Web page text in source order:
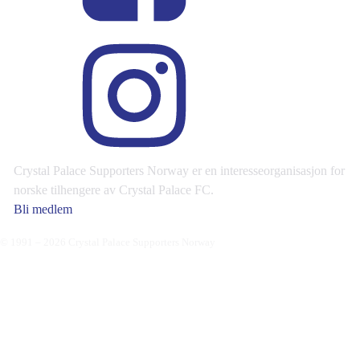
Crystal Palace Supporters Norway er en interesseorganisasjon for
norske tilhengere av Crystal Palace FC.
Bli medlem